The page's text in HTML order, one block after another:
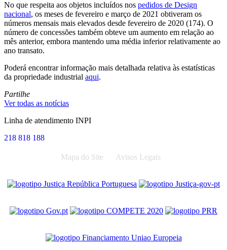
No que respeita aos objetos incluídos nos pedidos de Design
nacional, os meses de fevereiro e março de 2021 obtiveram os
números mensais mais elevados desde fevereiro de 2020 (174). O
número de concessões também obteve um aumento em relação ao
mês anterior, embora mantendo uma média inferior relativamente ao
ano transato.
Poderá encontrar informação mais detalhada relativa às estatísticas
da propriedade industrial aqui.
Partilhe
Ver todas as notícias
Linha de atendimento INPI
218 818 188
Mapa do Site Avisos Legais